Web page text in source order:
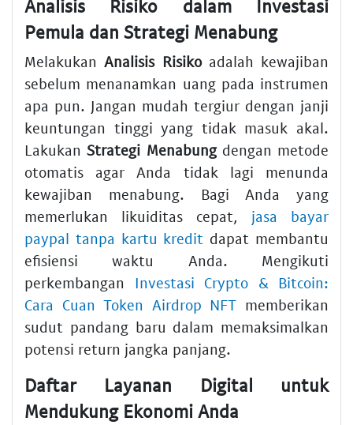
Analisis Risiko dalam Investasi
Pemula dan Strategi Menabung
MelakukanAnalisis Risikoadalah kewajiban
sebelum menanamkan uang pada instrumen
apa pun. Jangan mudah tergiur dengan janji
keuntungan tinggi yang tidak masuk akal.
LakukanStrategi Menabungdengan metode
otomatis agar Anda tidak lagi menunda
kewajiban menabung. Bagi Anda yang
memerlukan likuiditas cepat, jasa bayar
paypal tanpa kartu kredit dapat membantu
efisiensi waktu Anda. Mengikuti
perkembangan Investasi Crypto & Bitcoin:
Cara Cuan Token Airdrop NFT memberikan
sudut pandang baru dalam memaksimalkan
potensi return jangka panjang.
Daftar Layanan Digital untuk
Mendukung Ekonomi Anda